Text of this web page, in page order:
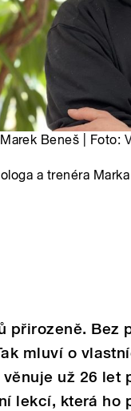
Beneš | Foto:
a trenéra
přirozeně. Bez
mluví o
už 26 let
lekcí, která ho